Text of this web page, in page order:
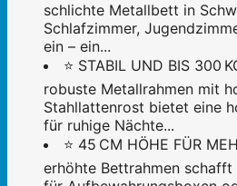
schlichte Metallbett in
Schlafzimmer,
ein – ein...
⭐ STABIL UND BIS 300
robuste Metallrahmen mit
Stahllattenrost bietet eine
für ruhige Nächte...
⭐ 45 CM HÖHE FÜR
erhöhte Bettrahmen